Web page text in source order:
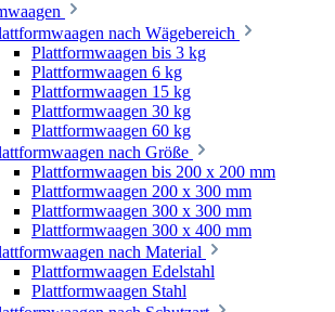
nach Wägebereich
Plattformwaagen bis 3 kg
Plattformwaagen 6 kg
Plattformwaagen 15 kg
Plattformwaagen 30 kg
Plattformwaagen 60 kg
nach Größe
Plattformwaagen bis 200 x 200 mm
Plattformwaagen 200 x 300 mm
Plattformwaagen 300 x 300 mm
Plattformwaagen 300 x 400 mm
nach Material
Plattformwaagen Edelstahl
Plattformwaagen Stahl